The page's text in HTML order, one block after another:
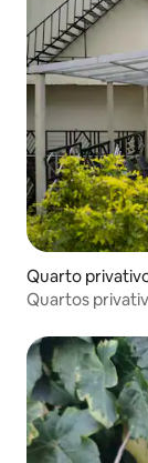
Quarto
Quartos